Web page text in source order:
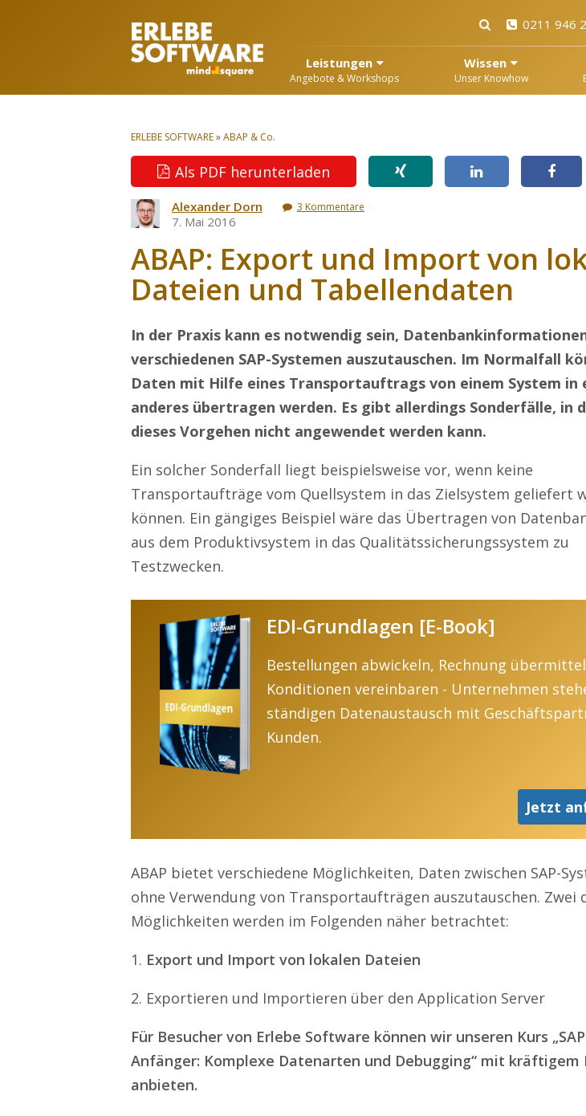
0211 946
Leistungen
Angebote & Workshops
Wissen
Unser Knowhow
ERLEBE SOFTWARE»ABAP & Co.
Als PDF herunterladen
Alexander Dorn
7. Mai 2016
3 Kommentare
ABAP: Export und Import von
Dateien und Tabellendaten
In der Praxis kann es notwendig sein,
verschiedenen SAP-Systemen auszutauschen. Im Normalfall
Daten mit Hilfe eines Transportauftrags von einem System in
anderes übertragen werden. Es gibt allerdings Sonderfälle, in
dieses Vorgehen nicht angewendet werden kann.
Ein solcher Sonderfall liegt beispielsweise vor, wenn keine
Transportaufträge vom Quellsystem in das Zielsystem geliefert
können. Ein gängiges Beispiel wäre das Übertragen von
aus dem Produktivsystem in das Qualitätssicherungssystem zu
Testzwecken.
EDI-Grundlagen [E-Book]
Bestellungen abwickeln, Rechnung
Konditionen vereinbaren - Unternehmen
ständigen Datenaustausch mit
Kunden.
Jetzt
ABAP bietet verschiedene Möglichkeiten, Daten zwischen SAP-
ohne Verwendung von Transportaufträgen auszutauschen. Zwei
Möglichkeiten werden im Folgenden näher betrachtet:
1. Export und Import von lokalen Dateien
2. Exportieren und Importieren über den Application Server
Für Besucher von Erlebe Software können wir unseren Kurs „
Anfänger: Komplexe Datenarten und Debugging“ mit kräftigem
anbieten.